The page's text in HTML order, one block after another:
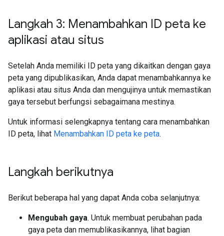
Langkah 3: Menambahkan ID peta ke
aplikasi atau situs
Setelah Anda memiliki ID peta yang dikaitkan dengan gaya
peta yang dipublikasikan, Anda dapat menambahkannya ke
aplikasi atau situs Anda dan mengujinya untuk memastikan
gaya tersebut berfungsi sebagaimana mestinya.
Untuk informasi selengkapnya tentang cara menambahkan
ID peta, lihat Menambahkan ID peta ke peta.
Langkah berikutnya
Berikut beberapa hal yang dapat Anda coba selanjutnya:
Mengubah gaya. Untuk membuat perubahan pada
gaya peta dan memublikasikannya, lihat bagian